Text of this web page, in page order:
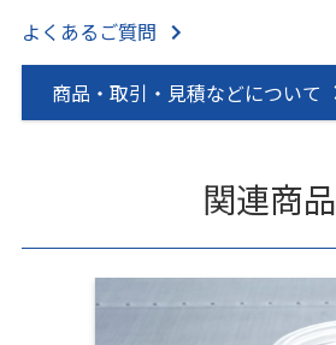
よくあるご質問
商品・取引・見積などについて
関連商品